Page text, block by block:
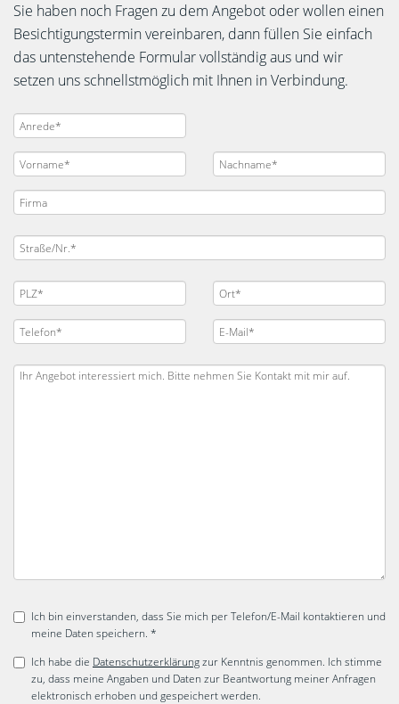
Sie haben noch Fragen zu dem Angebot oder wollen einen
Besichtigungstermin vereinbaren, dann füllen Sie einfach
das untenstehende Formular vollständig aus und wir
setzen uns schnellstmöglich mit Ihnen in Verbindung.
Ich bin einverstanden, dass Sie mich per Telefon/E-Mail kontaktieren und
meine Daten speichern. *
Ich habe die Datenschutzerklärungzur Kenntnis genommen. Ich stimme
zu, dass meine Angaben und Daten zur Beantwortung meiner Anfragen
elektronisch erhoben und gespeichert werden.